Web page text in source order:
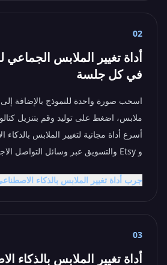
02
في كل جلسة
اسحب صورة واحدة للنموذج بالإضافة
ملابس، اضغط على توليد وقم بتنزيل
و Etsy والتسويق عبر وسائل التواصل الاجتماعي.
جرب أداة تغيير الملابس بالذكاء
03
أداة تغيير الملابس بالذكاء